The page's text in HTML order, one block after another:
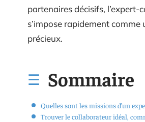
partenaires décisifs, l’expert-
s’impose rapidement comme
précieux.
Sommaire
Quelles sont les missions d’un
Trouver le collaborateur idéal,